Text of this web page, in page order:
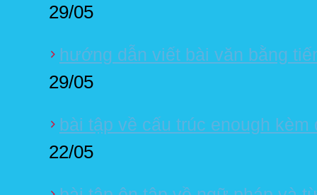
29/05
hướng dẫn viết bài văn bằng
29/05
bài tập về cấu trúc enough kèm
22/05